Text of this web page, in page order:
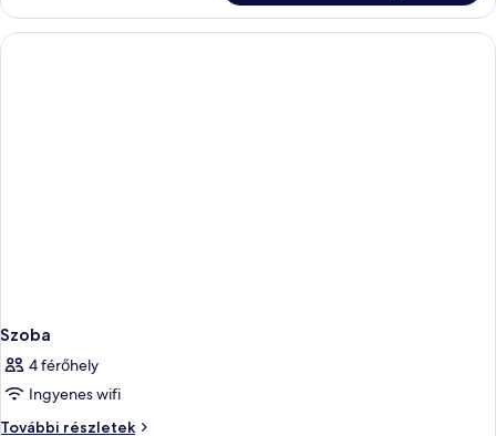
Szoba
4 férőhely
Ingyenes wifi
További részletek
Szoba